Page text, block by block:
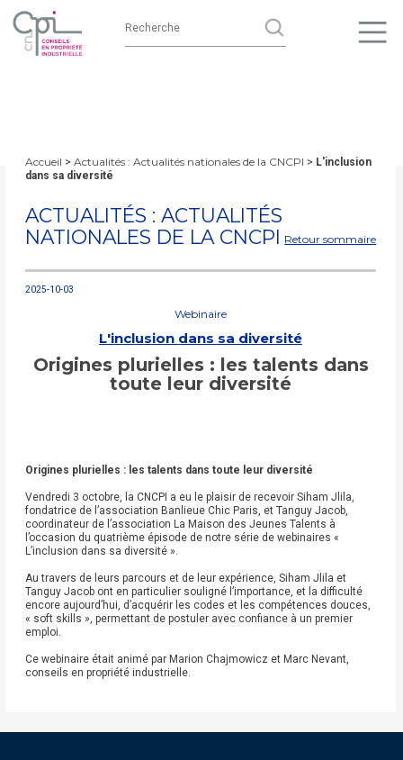
Accueil > Actualités : Actualités nationales de la CNCPI > L'inclusion
dans sa diversité
ACTUALITÉS : ACTUALITÉS
NATIONALES DE LA CNCPI Retour sommaire
2025-10-03
Webinaire
L'inclusion dans sa diversité
Origines plurielles : les talents dans
toute leur diversité
Origines plurielles : les talents dans toute leur diversité
Vendredi 3 octobre, la CNCPI a eu le plaisir de recevoir Siham Jlila,
fondatrice de l’association Banlieue Chic Paris, et Tanguy Jacob,
coordinateur de l’association La Maison des Jeunes Talents à
l’occasion du quatrième épisode de notre série de webinaires «
L’inclusion dans sa diversité ».
Au travers de leurs parcours et de leur expérience, Siham Jlila et
Tanguy Jacob ont en particulier souligné l’importance, et la difficulté
encore aujourd’hui, d’acquérir les codes et les compétences douces,
« soft skills », permettant de postuler avec confiance à un premier
emploi.
Ce webinaire était animé par Marion Chajmowicz et Marc Nevant,
conseils en propriété industrielle.